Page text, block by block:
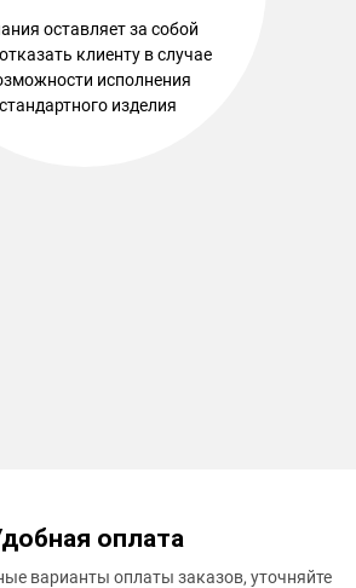
оставляет за собой
клиенту в случае
исполнения
изделия
оплата
варианты оплаты заказов, уточняйте